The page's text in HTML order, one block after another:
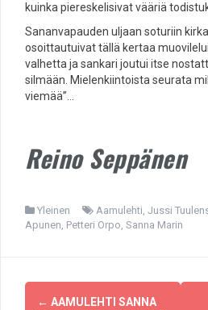
kuinka piereskelisivat vääriä
Sananvapauden uljaan soturiin
osoittautuivat tällä kertaa
valhetta ja sankari joutui itse
silmään. Mielenkiintoista seurata
viemää”…
Reino Seppänen
Yleinen Aamulehti, Jussi
Apunen, Petteri Orpo, Sanna Marin
Post
← AAMULEHTI SANNA